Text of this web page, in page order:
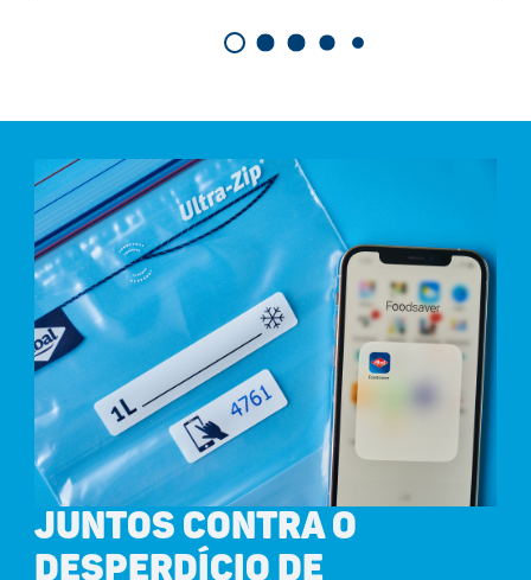
JUNTOS CONTRA O
DESPERDÍCIO DE